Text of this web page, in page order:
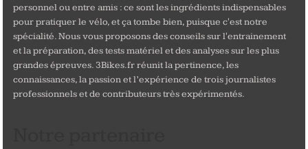
personnel ou entre amis : ce sont les ingrédients indispensables
pour pratiquer le vélo, et ça tombe bien, puisque c'est notre
spécialité. Nous vous proposons des conseils sur l'entrainement
et la préparation, des tests matériel et des analyses sur les plus
grandes épreuves. 3Bikes.fr réunit la pertinence, les
connaissances, la passion et l’expérience de trois journalistes
professionnels et de contributeurs très expérimentés.